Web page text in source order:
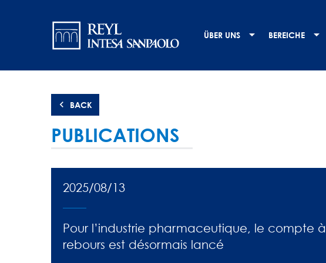
principale
ÜBER UNS BEREICHE
BACK
PUBLICATIONS
2025/08/13
Pour l’industrie pharmaceutique, le compte à
rebours est désormais lancé